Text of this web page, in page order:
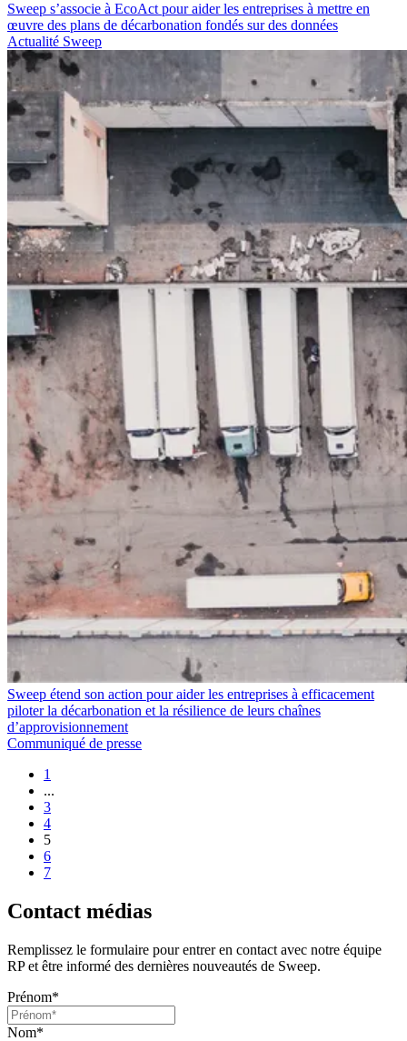
Sweep s’associe à EcoAct pour aider les entreprises à mettre en
œuvre des plans de décarbonation fondés sur des données
Actualité Sweep
Sweep étend son action pour aider les entreprises à efficacement
piloter la décarbonation et la résilience de leurs chaînes
d’approvisionnement
Communiqué de presse
1
...
3
4
5
6
7
Contact médias
Remplissez le formulaire pour entrer en contact avec notre équipe
RP et être informé des dernières nouveautés de Sweep.
Prénom*
Nom*